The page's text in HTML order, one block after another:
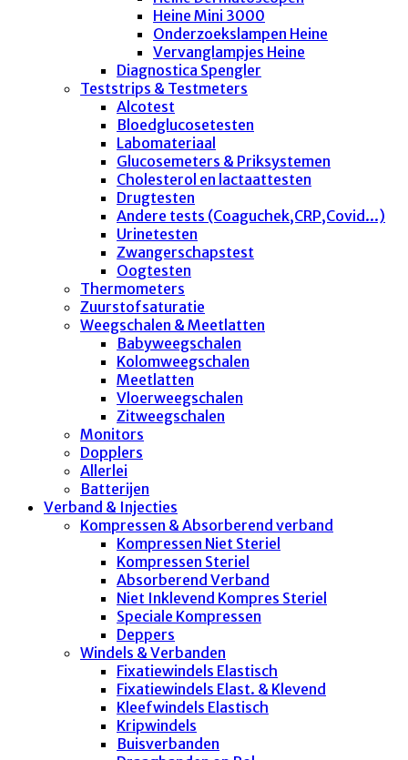
Heine Mini 3000
Onderzoekslampen Heine
Vervanglampjes Heine
Diagnostica Spengler
Teststrips & Testmeters
Alcotest
Bloedglucosetesten
Labomateriaal
Glucosemeters & Priksystemen
Cholesterol en lactaattesten
Drugtesten
Andere tests (Coaguchek,CRP,Covid...)
Urinetesten
Zwangerschapstest
Oogtesten
Thermometers
Zuurstofsaturatie
Weegschalen & Meetlatten
Babyweegschalen
Kolomweegschalen
Meetlatten
Vloerweegschalen
Zitweegschalen
Monitors
Dopplers
Allerlei
Batterijen
Verband & Injecties
Kompressen & Absorberend verband
Kompressen Niet Steriel
Kompressen Steriel
Absorberend Verband
Niet Inklevend Kompres Steriel
Speciale Kompressen
Deppers
Windels & Verbanden
Fixatiewindels Elastisch
Fixatiewindels Elast. & Klevend
Kleefwindels Elastisch
Kripwindels
Buisverbanden